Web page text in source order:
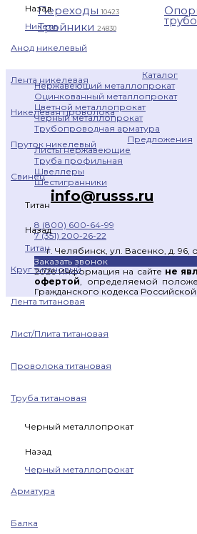
Назад
Никель
Анод никелевый
Лента никелевая
Никелевая проволока
Пруток никелевый
Свинец
Титан
Назад
Титан
Круг титановый
Лента титановая
Лист/Плита титановая
Проволока титановая
Труба титановая
Черный металлопрокат
Назад
Черный металлопрокат
Арматура
Балка
Переходы10423
Тройники 24830
Каталог
Нержавеющий металлопрокат
Оцинкованный металлопрокат
Цветной металлопрокат
Черный металлопрокат
Трубопроводная арматура
Предложения
Листы нержавеющие
Труба профильная
Швеллеры
Шестигранники
info@russs.ru
8 (800) 600-64-99
7 (351) 200-26-22
г. Челябинск, ул. Васенко, д. 96,
Заказать звонок
2026 Информация на сайте не
офертой , определяемой
Гражданского кодекса